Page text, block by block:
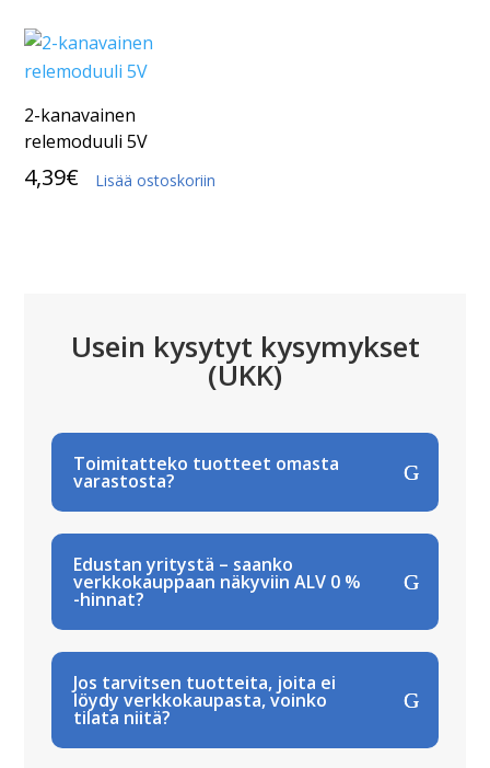
2-kanavainen
relemoduuli 5V
4,39€ Lisää ostoskoriin
Usein kysytyt kysymykset
(UKK)
Toimitatteko tuotteet omasta
varastosta?
Edustan yritystä – saanko
verkkokauppaan näkyviin ALV 0 %
-hinnat?
Jos tarvitsen tuotteita, joita ei
löydy verkkokaupasta, voinko
tilata niitä?